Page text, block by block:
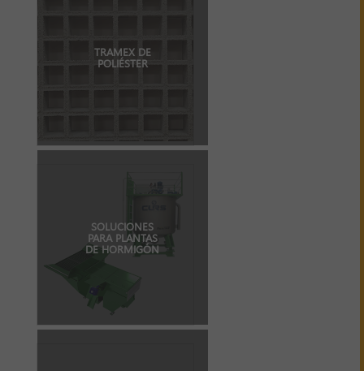
TRAMEX DE
POLIÉSTER
SOLUCIONES
PARA PLANTAS
DE HORMIGÓN